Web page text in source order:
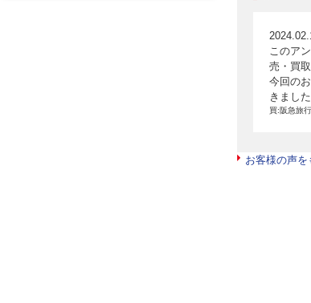
このア
売・買
今回の
きまし
買:阪急旅
お客様の声を